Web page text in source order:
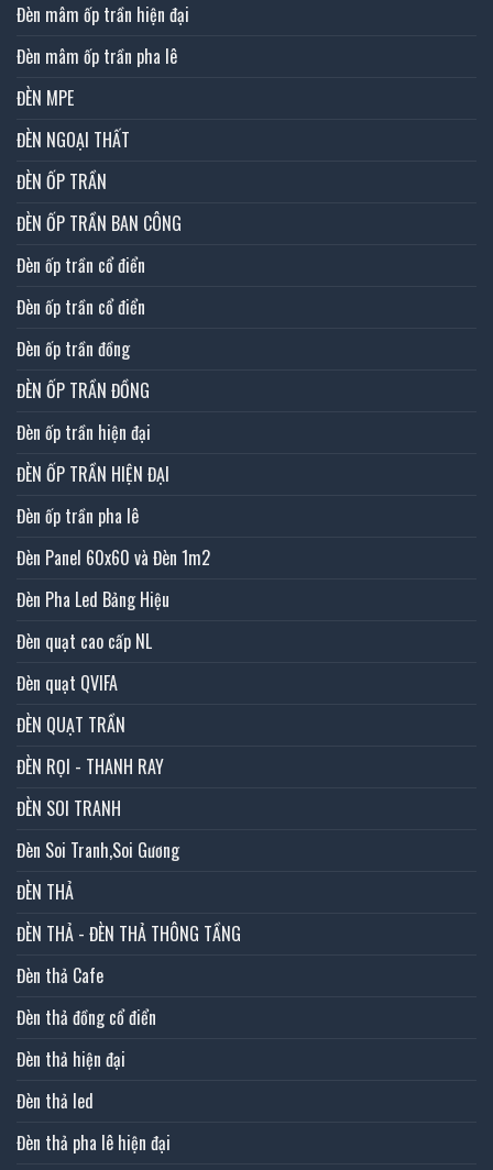
Đèn mâm ốp trần hiện đại
Đèn mâm ốp trần pha lê
ĐÈN MPE
ĐÈN NGOẠI THẤT
ĐÈN ỐP TRẦN
ĐÈN ỐP TRẦN BAN CÔNG
Đèn ốp trần cổ điển
Đèn ốp trần cổ điển
Đèn ốp trần đồng
ĐÈN ỐP TRẦN ĐỒNG
Đèn ốp trần hiện đại
ĐÈN ỐP TRẦN HIỆN ĐẠI
Đèn ốp trần pha lê
Đèn Panel 60x60 và Đèn 1m2
Đèn Pha Led Bảng Hiệu
Đèn quạt cao cấp NL
Đèn quạt QVIFA
ĐÈN QUẠT TRẦN
ĐÈN RỌI - THANH RAY
ĐÈN SOI TRANH
Đèn Soi Tranh,Soi Gương
ĐÈN THẢ
ĐÈN THẢ - ĐÈN THẢ THÔNG TẦNG
Đèn thả Cafe
Đèn thả đồng cổ điển
Đèn thả hiện đại
Đèn thả led
Đèn thả pha lê hiện đại